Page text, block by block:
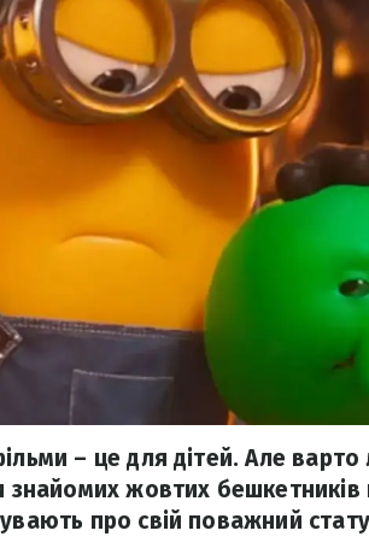
– це для дітей. Але
знайомих жовтих бешкетників
про свій поважний